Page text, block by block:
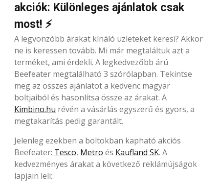
akciók: Különleges ajánlatok csak
most! ⚡
A legvonzóbb árakat kínáló üzleteket keresi? Akkor
ne is keressen tovább. Mi már megtaláltuk azt a
terméket, ami érdekli. A legkedvezőbb árú
Beefeater megtalálható 3 szórólapban. Tekintse
meg az összes ajánlatot a kedvenc magyar
boltjaiból és hasonlítsa össze az árakat. A
Kimbino.hu révén a vásárlás egyszerű és gyors, a
megtakarítás pedig garantált.
Jelenleg ezekben a boltokban kapható akciós
Beefeater: Tesco, Metro és Kaufland SK. A
kedvezményes árakat a következő reklámújságok
lapjain leli: